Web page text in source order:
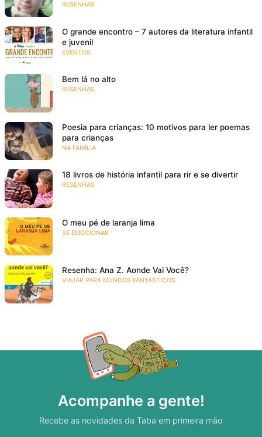
RESENHAS
O grande encontro – 7 autores da literatura infantil
e juvenil
EVENTOS
Bem lá no alto
RESENHAS
Poesia para crianças: 10 motivos para ler poemas
para crianças
NA FAMÍLIA
18 livros de história infantil para rir e se divertir
RESENHAS
O meu pé de laranja lima
SE EMOCIONAR
Resenha: Ana Z. Aonde Vai Você?
VIAJAR PARA MUNDOS FANTÁSTICOS
Acompanhe a gente!
Recebe as novidades da Taba em primeira mão